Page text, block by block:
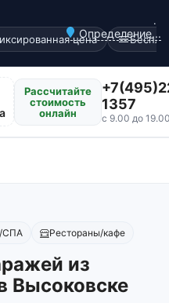
Определение...
.
цена
Рассчитайте
стоимость
онлайн
1357
с 9.00 до
СПА Рестораны/кафе
из
Высоковске